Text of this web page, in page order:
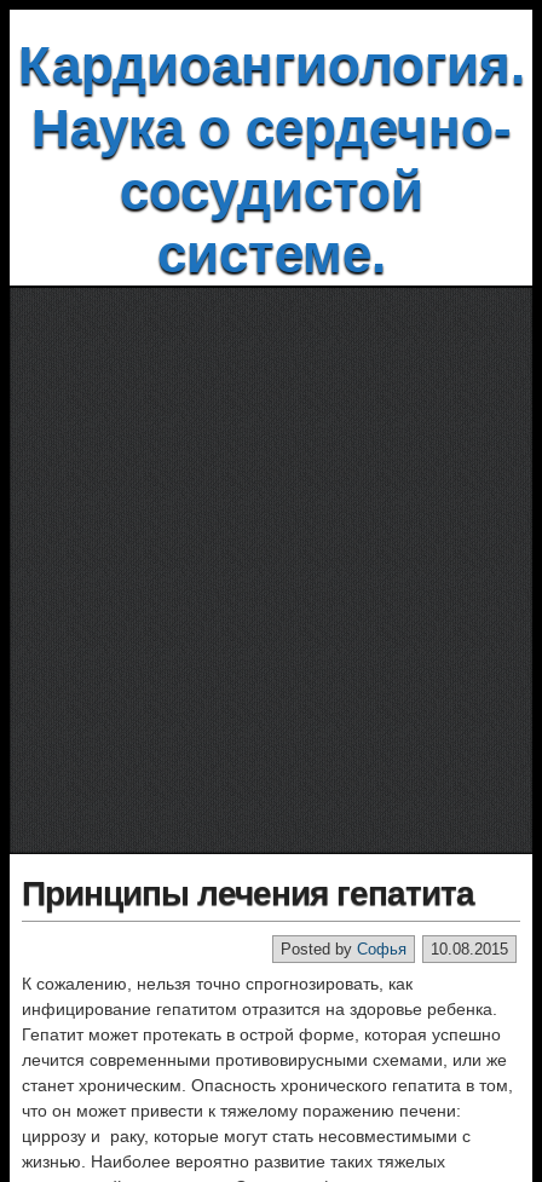
Кардиоангиология.
Наука о сердечно-
сосудистой
системе.
Принципы лечения гепатита
10.08.2015
Posted by Софья
К сожалению, нельзя точно спрогнозировать, как
инфицирование гепатитом отразится на здоровье ребенка.
Гепатит может протекать в острой форме, которая успешно
лечится современными противовирусными схемами, или же
станет хроническим. Опасность хронического гепатита в том,
что он может привести к тяжелому поражению печени:
циррозу и раку, которые могут стать несовместимыми с
жизнью. Наиболее вероятно развитие таких тяжелых